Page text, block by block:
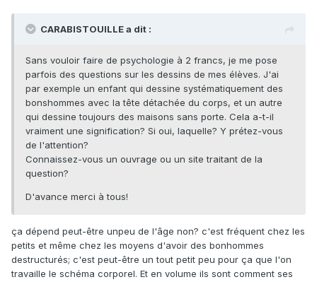
CARABISTOUILLE a dit :
Sans vouloir faire de psychologie à 2 francs, je me pose
parfois des questions sur les dessins de mes élèves. J'ai
par exemple un enfant qui dessine systématiquement des
bonshommes avec la tête détachée du corps, et un autre
qui dessine toujours des maisons sans porte. Cela a-t-il
vraiment une signification? Si oui, laquelle? Y prétez-vous
de l'attention?
Connaissez-vous un ouvrage ou un site traitant de la
question?
D'avance merci à tous!
ça dépend peut-être unpeu de l'âge non? c'est fréquent chez les
petits et même chez les moyens d'avoir des bonhommes
destructurés; c'est peut-être un tout petit peu pour ça que l'on
travaille le schéma corporel. Et en volume ils sont comment ses